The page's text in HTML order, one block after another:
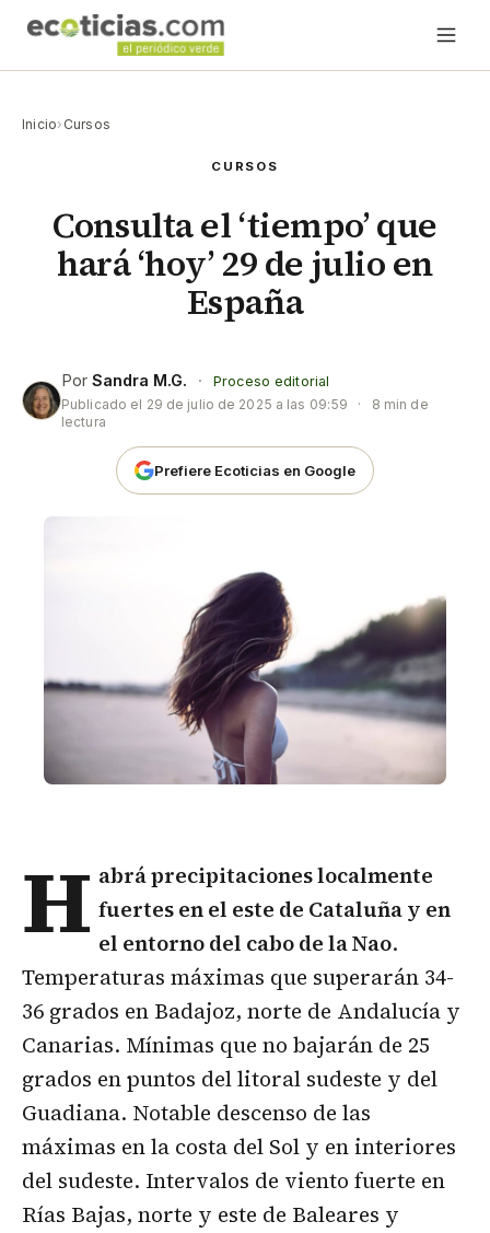
Inicio› Cursos
CURSOS
Consulta el ‘tiempo’ que
hará ‘hoy’ 29 de julio en
España
Por Sandra M.G. ·
Proceso editorial
Publicado el 29 de julio de 2025 a las 09:59 ·
8 min de
lectura
Prefiere Ecoticias en Google
H abrá precipitaciones localmente
fuertes en el este de Cataluña y en
el entorno del cabo de la Nao.
Temperaturas máximas que superarán 34-
36 grados en Badajoz, norte de Andalucía y
Canarias. Mínimas que no bajarán de 25
grados en puntos del litoral sudeste y del
Guadiana. Notable descenso de las
máximas en la costa del Sol y en interiores
del sudeste. Intervalos de viento fuerte en
Rías Bajas, norte y este de Baleares y